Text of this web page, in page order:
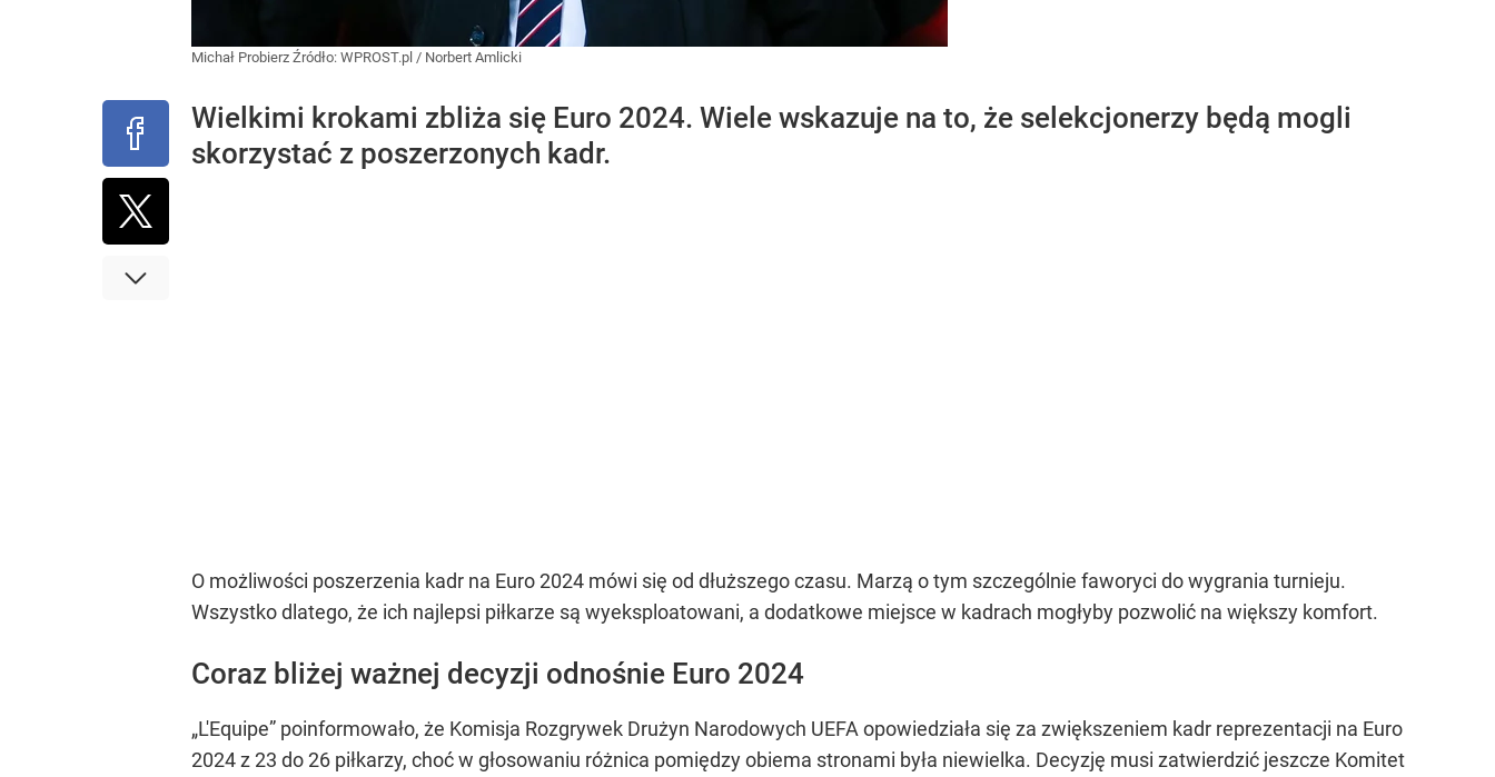
Michał Probierz Źródło: WPROST.pl / Norbert Amlicki
Wielkimi krokami zbliża się Euro 2024. Wiele wskazuje na to, że selekcjonerzy będą mogli
skorzystać z poszerzonych kadr.
O możliwości poszerzenia kadr na Euro 2024 mówi się od dłuższego czasu. Marzą o tym szczególnie faworyci do wygrania turnieju.
Wszystko dlatego, że ich najlepsi piłkarze są wyeksploatowani, a dodatkowe miejsce w kadrach mogłyby pozwolić na większy komfort.
Coraz bliżej ważnej decyzji odnośnie Euro 2024
„L'Equipe” poinformowało, że Komisja Rozgrywek Drużyn Narodowych UEFA opowiedziała się za zwiększeniem kadr reprezentacji na Euro
2024 z 23 do 26 piłkarzy, choć w głosowaniu różnica pomiędzy obiema stronami była niewielka. Decyzję musi zatwierdzić jeszcze Komitet